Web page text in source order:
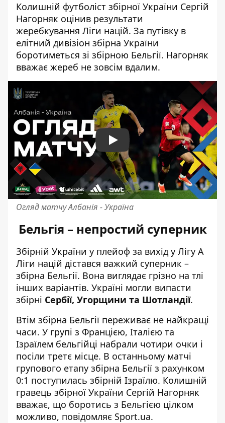
Колишній футболіст збірної України Сергій
Нагорняк оцінив результати
жеребкування Ліги націй. За путівку в
елітний дивізіон збірна України
боротиметься зі збірною Бельгії. Нагорняк
вважає жереб не зовсім вдалим.
Play
Огляд матчу Албанія - Україна
Бельгія – непростий суперник
Збірній України у плейоф за вихід у Лігу А
Ліги націй дістався важкий суперник –
збірна Бельгії. Вона виглядає грізно на тлі
інших варіантів. Україні могли випасти
збірні Сербії, Угорщини та Шотландії.
Втім збірна Бельгії переживає не найкращі
часи. У групі з Францією, Італією та
Ізраїлем бельгійці набрали чотири очки і
посіли третє місце. В останньому матчі
групового етапу збірна Бельгії з рахунком
0:1 поступилась збірній Ізраїлю. Колишній
гравець збірної України Сергій Нагорняк
вважає, що боротись з Бельгією цілком
можливо, повідомляє Sport.ua.